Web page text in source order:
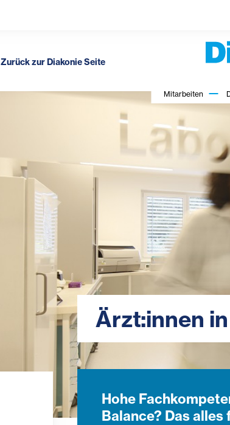
Zurück zur Diakonie Seite
Mitarbeiten
Ärzt:innen
Hohe
Balance? Das alles